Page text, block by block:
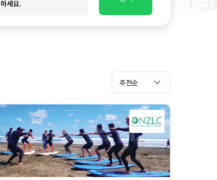
추천순